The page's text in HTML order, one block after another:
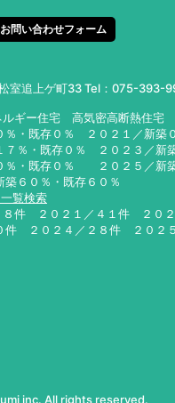
お問い合わせフォーム
室追上ゲ町33Tel： 075-393-
ギー住宅 高気密高断熱住宅
％・既存０％ ２０２１／新築
既存０％ ２０２３／新築
存０％ ２０２５／新築
６０％・既存６０％
覧検索
８件 ２０２１／４１件 ２０
０２４／２８件 ２
inc. All rights reserved.